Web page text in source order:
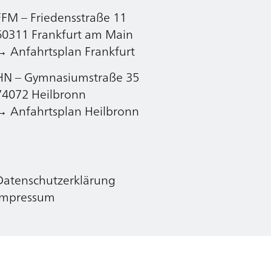
– Friedensstraße 11
Frankfurt am Main
Anfahrtsplan Frankfurt
– Gymnasiumstraße 35
Heilbronn
Anfahrtsplan Heilbronn